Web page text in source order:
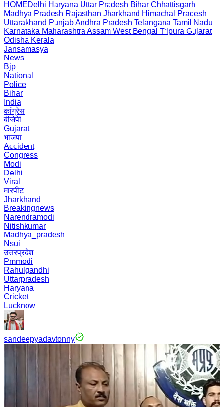
HOMEDelhi Haryana Uttar Pradesh Bihar Chhattisgarh
Madhya Pradesh Rajasthan Jharkhand Himachal Pradesh
Uttarakhand PunjabAndhra Pradesh Telangana Tamil Nadu
Karnataka Maharashtra Assam West Bengal Tripura Gujarat
Odisha Kerala
Jansamasya
News
Bjp
National
Police
Bihar
India
कांग्रेस
बीजेपी
Gujarat
भाजपा
Accident
Congress
Modi
Delhi
Viral
मारपीट
Jharkhand
Breakingnews
Narendramodi
Nitishkumar
Madhya_pradesh
Nsui
उत्तरप्रदेश
Pmmodi
Rahulgandhi
Uttarpradesh
Haryana
Cricket
Lucknow
sandeepyadavtonny